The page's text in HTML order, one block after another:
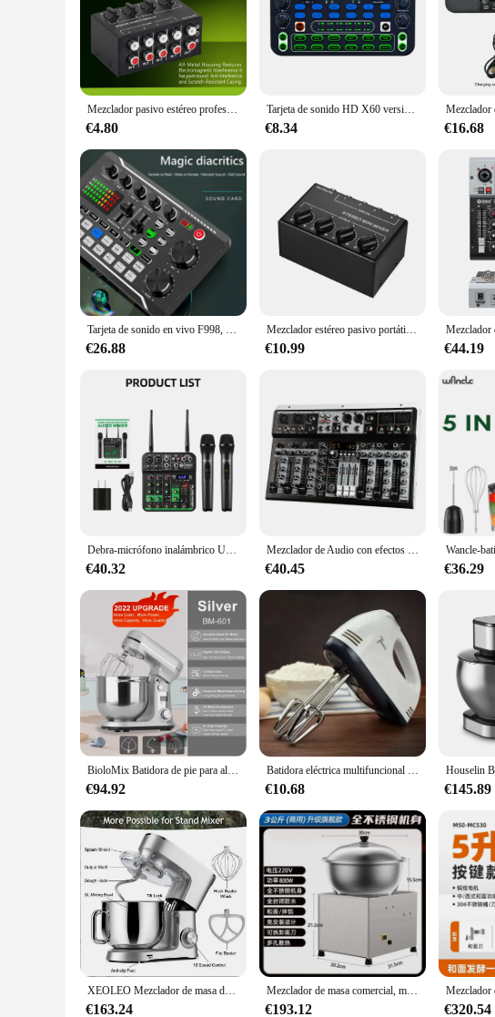
Mezclador pasivo estéreo profesional de 4 canales para grabación en vivo, bajo ruido, sin ajuste de fuente de alimentación externa, mezclador de sonido
€4.80
Tarjeta de sonido HD X60 versión en inglés, mezclador de Audio profesional PARA Karaoke, transmisión, KTV, canto, mezclador de sonido en vivo
€8.34 €16.68
Tarjeta de sonido en vivo F998, mezclador de Audio para DJ, cambiador de voz, amplificador mezclador Bluetooth para Youtube, TikTok, transmisión de teléfono y música
€26.88
Mezclador estéreo pasivo portátil CX400, mezclador de Audio pequeño de 4 canales, dispensador estéreo con entradas RCA para equipo de DJ de estudio en vivo
€10.99 €44.19
Debra-micrófono inalámbrico UHF, mezclador de Audio de 4 canales, interfaz de Audio, consola mezcladora, grabación Bluetooth, efecto de repetición de retardo de PC
€40.32
Mezclador de Audio con efectos para principiantes profesionales, 4 canales, entrada estéreo, transmisión en vivo, 8 canales, mezclador estéreo, enchufe estadounidense
€40.45 €36.29
BioloMix Batidora de pie para alimentos de cocina, licuadora, motor silencioso, batidor de huevos y crema, amasadora de masa, 6 velocidades, 1200 W, 6 L, CC
€94.92
Batidora eléctrica multifuncional de 7 velocidades, minimezclador de alimentos para hornear pasteles, masa de mano, batidor de huevos, crema automática
€10.68 €145.89
XEOLEO Mezclador de masa de cocina de 8L, tazón de acero inoxidable de 1500W, mezclador de pasteles, amasadora, batidor de huevos y crema
€163.24
Mezclador de masa comercial, mezclador de lavabo totalmente automático, de acero inoxidable, para amasar, batidora pequeña para el hogar
€193.12 €320.54